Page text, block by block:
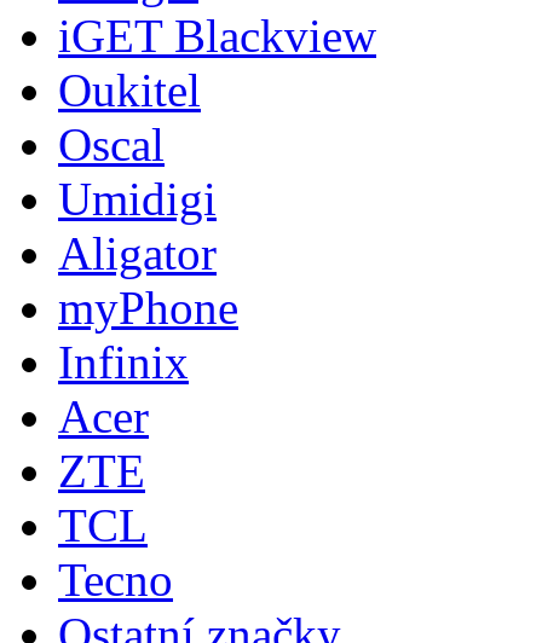
iGET Blackview
Oukitel
Oscal
Umidigi
Aligator
myPhone
Infinix
Acer
ZTE
TCL
Tecno